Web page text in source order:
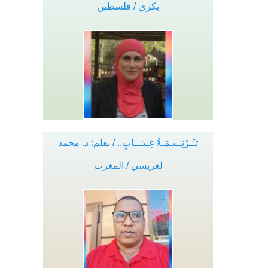
بكري / فلسطين
تـَـرْنِــيـمَـةُ غِـيَـــابٍ.. / بقلم: ذ. محمد
لغريسي / المغرب